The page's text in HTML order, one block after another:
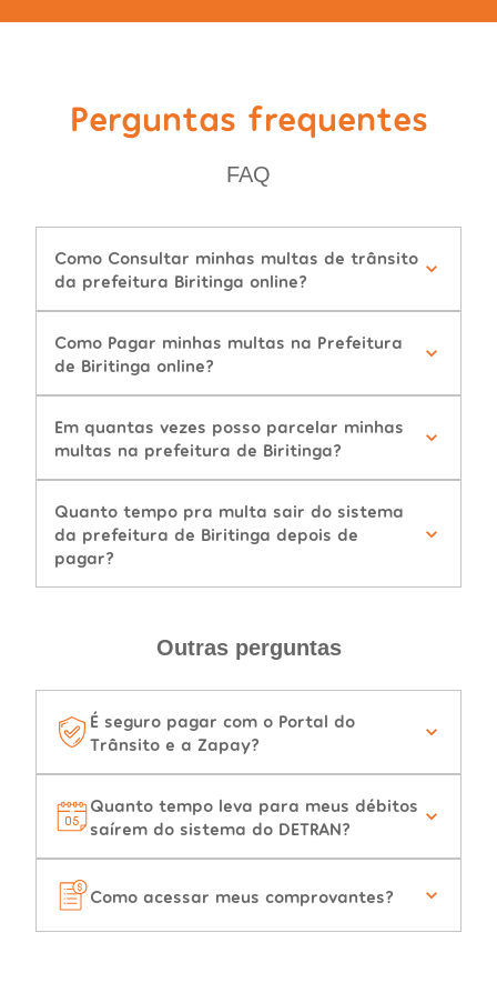
Perguntas frequentes
FAQ
Como Consultar minhas multas de trânsito
da prefeitura Biritinga online?
Como Pagar minhas multas na Prefeitura
de Biritinga online?
Em quantas vezes posso parcelar minhas
multas na prefeitura de Biritinga?
Quanto tempo pra multa sair do sistema
da prefeitura de Biritinga depois de
pagar?
Outras perguntas
É seguro pagar com o Portal do
Trânsito e a Zapay?
Quanto tempo leva para meus débitos
saírem do sistema do DETRAN?
Como acessar meus comprovantes?